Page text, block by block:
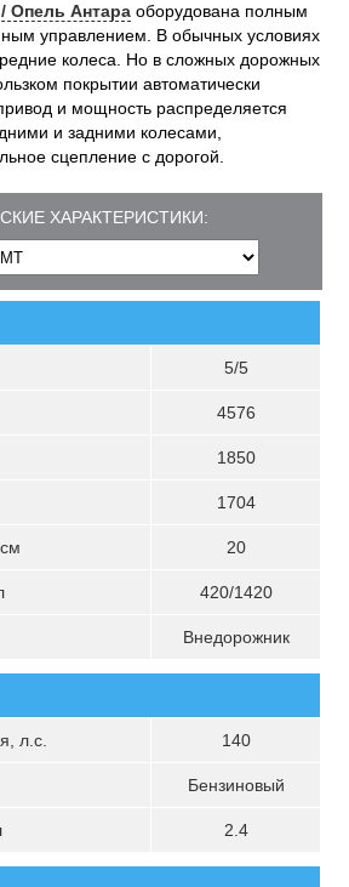
Опель Антара оборудована полным
управлением. В обычных условиях
колеса. Но в сложных дорожных
покрытии автоматически
и мощность распределяется
и задними колесами,
сцепление с дорогой.
ХАРАКТЕРИСТИКИ:
5/5
4576
1850
1704
20
420/1420
Внедорожник
л.с. 140
Бензиновый
2.4